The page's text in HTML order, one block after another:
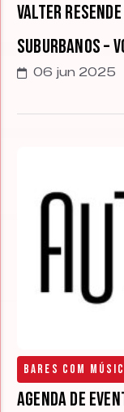
Valter
Suburbanos –
06 jun 2025
Bares com
Agenda de